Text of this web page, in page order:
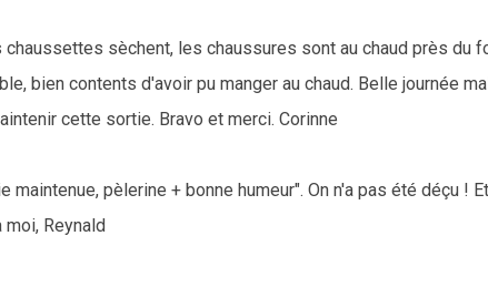
sèchent, les chaussures sont au chaud près du
bien contents d'avoir pu manger au chaud. Belle journée
cette sortie. Bravo et merci. Corinne
maintenue, pèlerine + bonne humeur". On n'a pas été déçu !
Reynald